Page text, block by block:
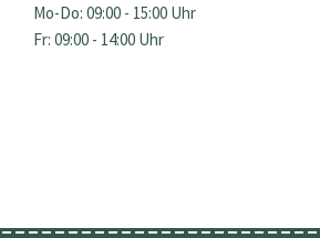
Mo-Do: 09:00 - 15:00 Uhr
Fr: 09:00 - 14:00 Uhr